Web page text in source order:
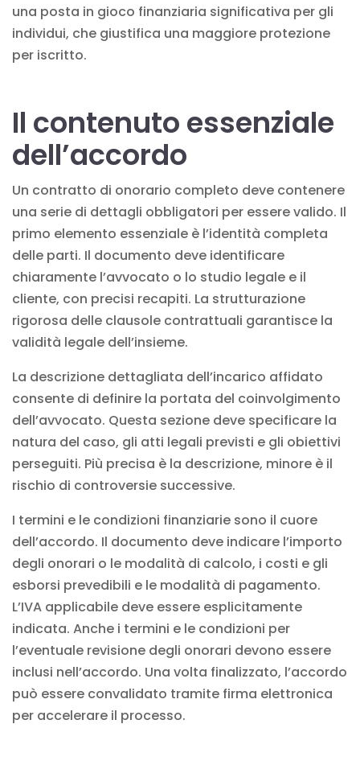
una posta in gioco finanziaria significativa per gli
individui, che giustifica una maggiore protezione
per iscritto.
Il contenuto essenziale
dell’accordo
Un contratto di onorario completo deve contenere
una serie di dettagli obbligatori per essere valido. Il
primo elemento essenziale è l’identità completa
delle parti. Il documento deve identificare
chiaramente l’avvocato o lo studio legale e il
cliente, con precisi recapiti. La strutturazione
rigorosa delle clausole contrattuali garantisce la
validità legale dell’insieme.
La descrizione dettagliata dell’incarico affidato
consente di definire la portata del coinvolgimento
dell’avvocato. Questa sezione deve specificare la
natura del caso, gli atti legali previsti e gli obiettivi
perseguiti. Più precisa è la descrizione, minore è il
rischio di controversie successive.
I termini e le condizioni finanziarie sono il cuore
dell’accordo. Il documento deve indicare l’importo
degli onorari o le modalità di calcolo, i costi e gli
esborsi prevedibili e le modalità di pagamento.
L’IVA applicabile deve essere esplicitamente
indicata. Anche i termini e le condizioni per
l’eventuale revisione degli onorari devono essere
inclusi nell’accordo. Una volta finalizzato, l’accordo
può essere convalidato tramite firma elettronica
per accelerare il processo.